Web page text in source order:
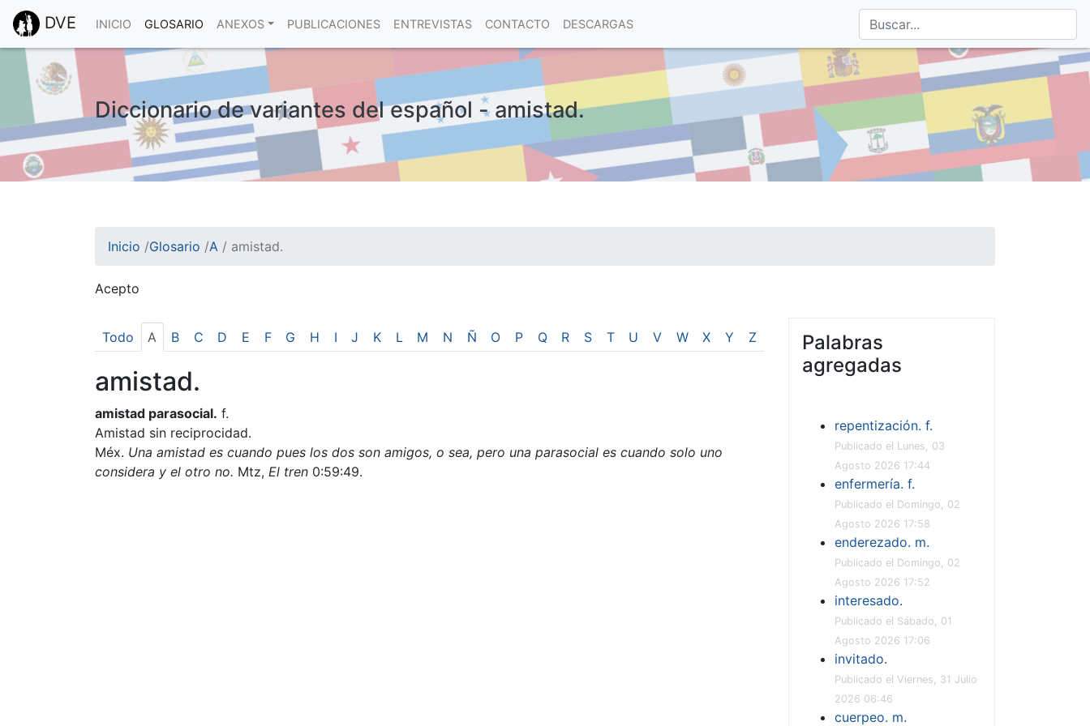
DVE INICIO GLOSARIO ANEXOS PUBLICACIONES ENTREVISTAS CONTACTO DESCARGAS
Diccionario de variantes del español - amistad.
Inicio /Glosario /A / amistad.
Acepto
Esto nos ayuda a recolectar estadísticas de las visitas.
Todo A B C D E F G H I J K L M N Ñ O P Q R S T U V W X Y Z
amistad.
amistad parasocial. f.
Amistad sin reciprocidad.
Méx. Una amistad es cuando pues los dos son amigos, o sea, pero una parasocial es cuando solo uno
considera y el otro no. Mtz, El tren 0:59:49.
Palabras
agregadas
repentización. f.
Publicado el Lunes, 03
Agosto 2026 17:44
enfermería. f.
Publicado el Domingo, 02
Agosto 2026 17:58
enderezado. m.
Publicado el Domingo, 02
Agosto 2026 17:52
interesado.
Publicado el Sábado, 01
Agosto 2026 17:06
invitado.
Publicado el Viernes, 31 Julio
2026 06:46
cuerpeo. m.